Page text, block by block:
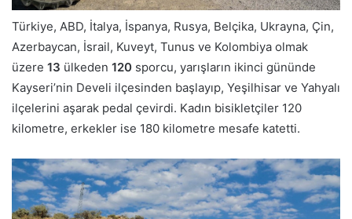
Türkiye, ABD, İtalya, İspanya, Rusya, Belçika, Ukrayna, Çin,
Azerbaycan, İsrail, Kuveyt, Tunus ve Kolombiya olmak
üzere 13 ülkeden 120 sporcu, yarışların ikinci gününde
Kayseri’nin Develi ilçesinden başlayıp, Yeşilhisar ve Yahyalı
ilçelerini aşarak pedal çevirdi. Kadın bisikletçiler 120
kilometre, erkekler ise 180 kilometre mesafe katetti.